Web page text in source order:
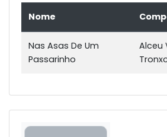
Nome
Nas Asas De Um
Passarinho
Alceu